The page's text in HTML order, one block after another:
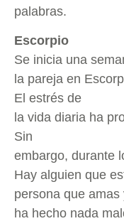
palabras.
Escorpio
Se inicia una
la pareja en
El estrés de
la vida diaria ha
Sin
embargo, durante
Hay alguien que
persona que
ha hecho nada